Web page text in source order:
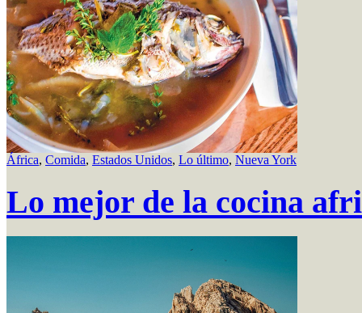
África, Comida, Estados Unidos, Lo último, Nueva York
Lo mejor de la cocina